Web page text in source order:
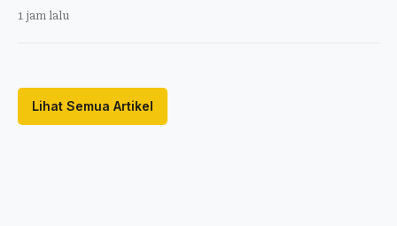
1 jam lalu
Lihat Semua Artikel